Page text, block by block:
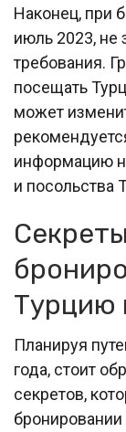
Наконец, при
июль 2023, не
требования.
посещать
может
информацию
и посольства
Турцию
Планируя
года, стоит
секретов,